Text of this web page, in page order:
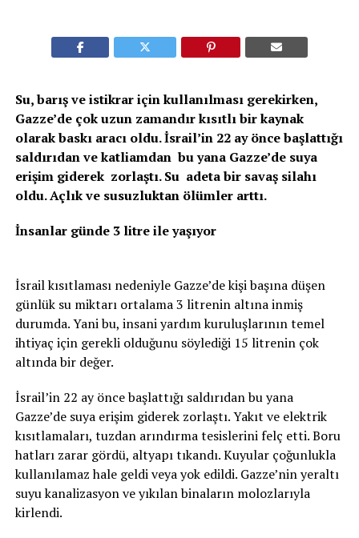
Su, barış ve istikrar için kullanılması gerekirken,
Gazze’de çok uzun zamandır kısıtlı bir kaynak
olarak baskı aracı oldu. İsrail’in 22 ay önce başlattığı
saldırıdan ve katliamdan bu yana Gazze’de suya
erişim giderek zorlaştı. Su adeta bir savaş silahı
oldu. Açlık ve susuzluktan ölümler arttı.
İnsanlar günde 3 litre ile yaşıyor
İsrail kısıtlaması nedeniyle Gazze’de kişi başına düşen
günlük su miktarı ortalama 3 litrenin altına inmiş
durumda. Yani bu, insani yardım kuruluşlarının temel
ihtiyaç için gerekli olduğunu söylediği 15 litrenin çok
altında bir değer.
İsrail’in 22 ay önce başlattığı saldırıdan bu yana
Gazze’de suya erişim giderek zorlaştı. Yakıt ve elektrik
kısıtlamaları, tuzdan arındırma tesislerini felç etti. Boru
hatları zarar gördü, altyapı tıkandı. Kuyular çoğunlukla
kullanılamaz hale geldi veya yok edildi. Gazze’nin yeraltı
suyu kanalizasyon ve yıkılan binaların molozlarıyla
kirlendi.